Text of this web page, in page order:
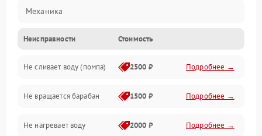
Механика
Электропитание
Водоснабжение
Слив
Программное обеспечение
Неисправности Стоимость
Не сливает воду (помпа) 2500 ₽ Подробнее →
Не вращается барабан 1500 ₽ Подробнее →
Не нагревает воду 2000 ₽ Подробнее →